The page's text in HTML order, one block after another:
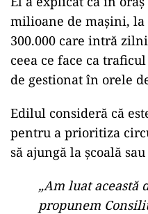
milioane de mașini, la
300.000 care intră
ceea ce face ca
de gestionat în orele
Edilul consideră că
pentru a prioritiza
să ajungă la școală
„Am luat această
propunem